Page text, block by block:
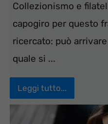
Collezionismo e
capogiro per questo
ricercato: può
quale si ...
Leggi tutto...